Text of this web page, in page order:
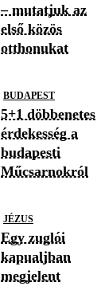
– mutatjuk az
első közös
otthonukat
BUDAPEST
5+1 döbbenetes
érdekesség a
budapesti
Műcsarnokról
JÉZUS
Egy zuglói
kapualjban
megjelent